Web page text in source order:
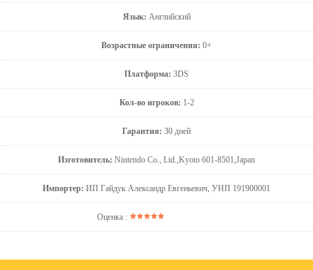
Язык: Английский
Возрастные ограничения: 0+
Платформа: 3DS
Кол-во игроков: 1-2
Гарантия: 30 дней
Изготовитель: Nintendo Co., Ltd.,Kyoto 601-8501,Japan
Импортер: ИП Гайдук Александр Евгеньевич, УНП 191900001
Оценка :